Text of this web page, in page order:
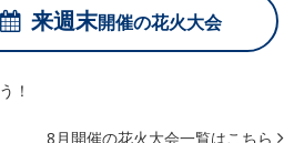
来週末開催の花火大会
！
8月開催の花火大会一覧はこちら